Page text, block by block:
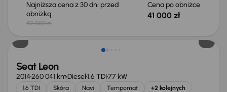
Najniższa cena z 30 dni przed
obniżką
42 000 zł
Cena po obniżce
41 000 zł
Taniej o 2 000 zł
Seat Leon
2014260 041 kmDiesel1.6 TDI77 kW
1.6 TDI Skóra Navi Tempomat +2 kolejnych